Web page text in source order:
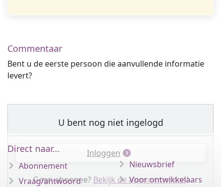
Commentaar
Bent u de eerste persoon die aanvullende informatie
levert?
U bent nog niet ingelogd
Inloggen
Geen abonnee? Bekijk de abonnementen!
Direct naar...
Abonnement
Vraag/antwoord
Nieuwsbrief
Voor ontwikkelaars